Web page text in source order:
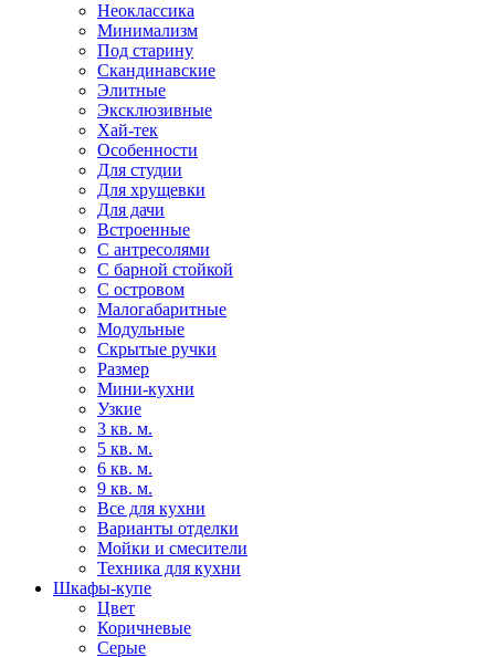
Неоклассика
Минимализм
Под старину
Скандинавские
Элитные
Эксклюзивные
Хай-тек
Особенности
Для студии
Для хрущевки
Для дачи
Встроенные
С антресолями
С барной стойкой
С островом
Малогабаритные
Модульные
Скрытые ручки
Размер
Мини-кухни
Узкие
3 кв. м.
5 кв. м.
6 кв. м.
9 кв. м.
Все для кухни
Варианты отделки
Мойки и смесители
Техника для кухни
Шкафы-купе
Цвет
Коричневые
Серые